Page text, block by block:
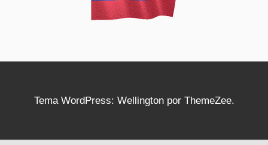
Tema WordPress: Wellington por ThemeZee.